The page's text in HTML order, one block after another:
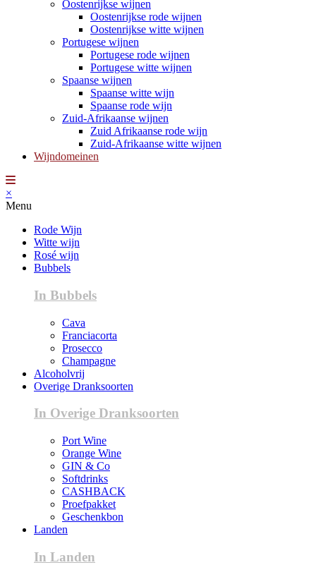
Oostenrijkse wijnen
Oostenrijkse rode wijnen
Oostenrijkse witte wijnen
Portugese wijnen
Portugese rode wijnen
Portugese witte wijnen
Spaanse wijnen
Spaanse witte wijn
Spaanse rode wijn
Zuid-Afrikaanse wijnen
Zuid Afrikaanse rode wijn
Zuid-Afrikaanse witte wijnen
Wijndomeinen
×
Menu
Rode Wijn
Witte wijn
Rosé wijn
Bubbels
In Bubbels
Cava
Franciacorta
Prosecco
Champagne
Alcoholvrij
Overige Dranksoorten
In Overige Dranksoorten
Port Wine
Orange Wine
GIN & Co
Softdrinks
CASHBACK
Proefpakket
Geschenkbon
Landen
In Landen